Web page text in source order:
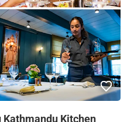
Kathmandu Kitchen